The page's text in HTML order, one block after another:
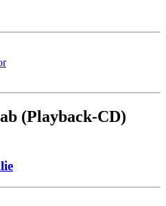
(Playback-CD)